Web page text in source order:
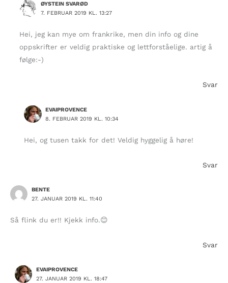
ØYSTEIN SVARØD
7. FEBRUAR 2019 KL. 13:27
Hei, jeg kan mye om frankrike, men din info og dine
oppskrifter er veldig praktiske og lettforståelige. artig å
følge:-)
Svar
EVAIPROVENCE
8. FEBRUAR 2019 KL. 10:34
Hei, og tusen takk for det! Veldig hyggelig å høre!
Svar
BENTE
27. JANUAR 2019 KL. 11:40
Så flink du er!! Kjekk info.😊
Svar
EVAIPROVENCE
27. JANUAR 2019 KL. 18:47